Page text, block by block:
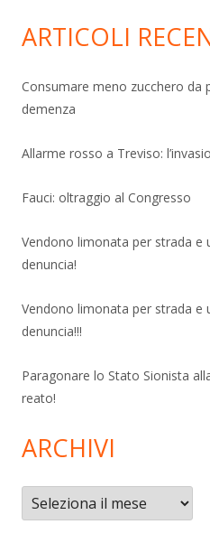
ARTICOLI
Consumare meno zucchero da
demenza
Allarme rosso a Treviso:
Fauci: oltraggio al Congresso
Vendono limonata per strada e
denuncia!
Vendono limonata per strada e
denuncia!!!
Paragonare lo Stato Sionista
reato!
ARCHIVI
Archivi